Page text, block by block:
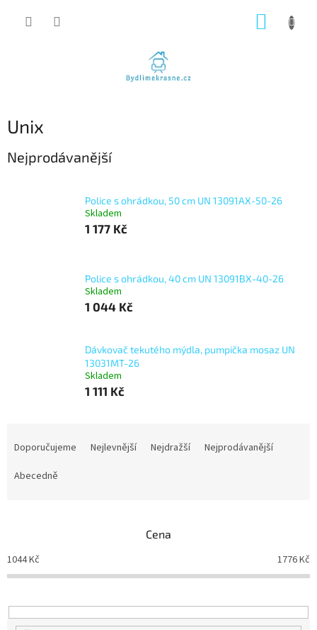
Unix
Nejprodávanější
Police s ohrádkou, 50 cm UN 13091AX-50-26
Skladem
1 177 Kč
Police s ohrádkou, 40 cm UN 13091BX-40-26
Skladem
1 044 Kč
Dávkovač tekutého mýdla, pumpička mosaz UN
13031MT-26
Skladem
1 111 Kč
o
d
k
t
Doporučujeme Nejlevnější Nejdražší
Nejprodávanější
Abecedně
Cena
1044Kč 1776Kč